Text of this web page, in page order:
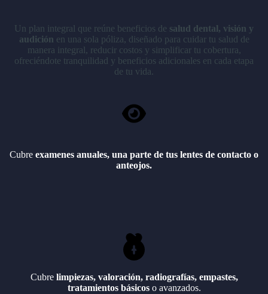
Un plan integral que reúne beneficios de salud dental, visión y
audición en una sola póliza, diseñado para cuidar tu salud de
manera integral, reducir costos y simplificar tu cobertura,
ofreciéndote tranquilidad y beneficios adicionales en cada etapa
de tu vida.
Cubre examenes anuales, una parte de tus lentes de contacto o
anteojos.
Cubre limpiezas, valoración, radiografías, empastes,
tratamientos básicoso avanzados.